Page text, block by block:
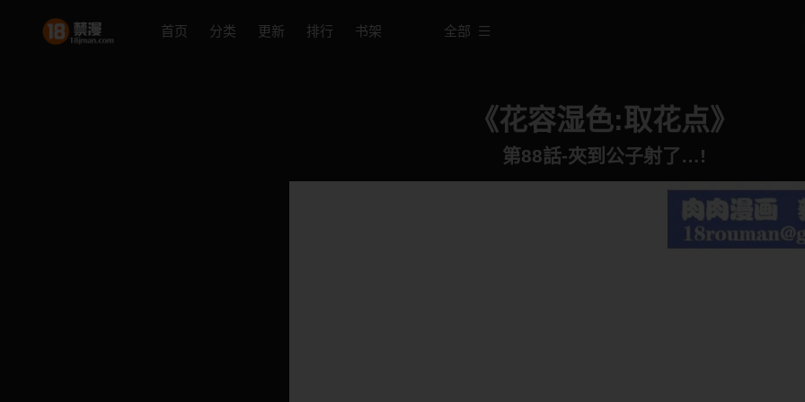
首页 分类 更新 排行 书架 全部
《花容湿色:取花点》
第88話-夾到公子射了…!